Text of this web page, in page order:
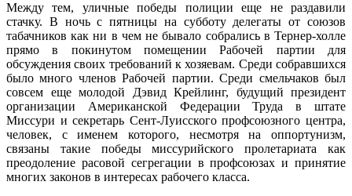
Между тем, уличные победы полиции еще не раздавили
стачку. В ночь с пятницы на субботу делегаты от союзов
табачников как ни в чем не бывало собрались в Тернер-холле
прямо в покинутом помещении Рабочей партии для
обсуждения своих требований к хозяевам. Среди собравшихся
было много членов Рабочей партии. Среди смельчаков был
совсем еще молодой Дэвид Крейлинг, будущий президент
организации Американской Федерации Труда в штате
Миссури и секретарь Сент-Луисского профсоюзного центра,
человек, с именем которого, несмотря на оппортунизм,
связаны такие победы миссурийского пролетариата как
преодоление расовой сегрегации в профсоюзах и принятие
многих законов в интересах рабочего класса.